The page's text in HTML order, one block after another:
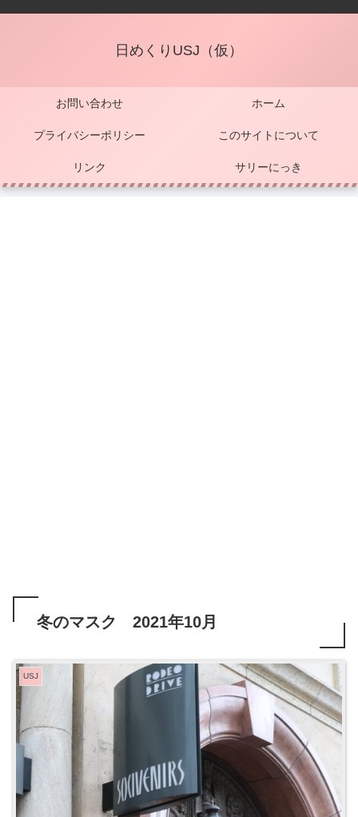
日めくりUSJ（仮）
お問い合わせ ホーム
プライバシーポリシー このサイトについて
リンク サリーにっき
冬のマスク 2021年10月
USJ